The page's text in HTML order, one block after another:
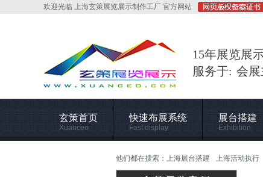
欢迎光临 上海玄策展览展示制作工厂 官方网站
15年展览展
服务于: 会
玄策首页
Xuanceo
快速布展系统
Fast display
展台搭建
Exhibition
他们都在搜索： 上海展台搭建 上海活动执行